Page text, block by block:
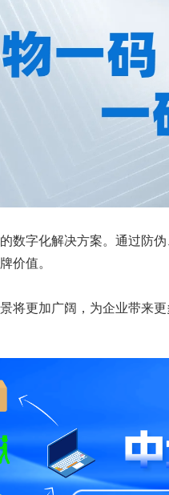
数字化解决方案。通过防
价值。
将更加广阔，为企业带来更